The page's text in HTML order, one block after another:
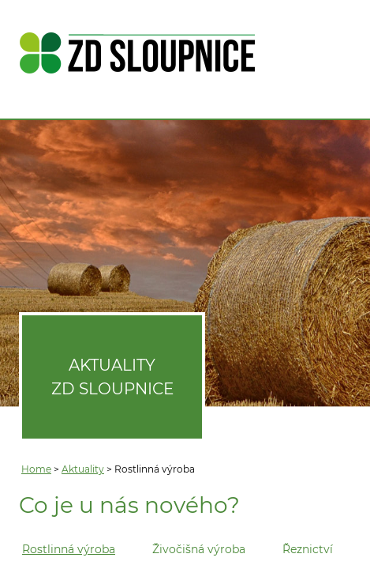
AKTUALITY
ZD SLOUPNICE
Home > Aktuality > Rostlinná výroba
Co je u nás nového?
Rostlinná výroba Živočišná výroba Řeznictví